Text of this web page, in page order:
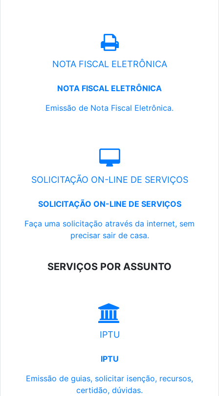
NOTA FISCAL ELETRÔNICA
NOTA FISCAL ELETRÔNICA
Emissão de Nota Fiscal Eletrônica.
SOLICITAÇÃO ON-LINE DE SERVIÇOS
SOLICITAÇÃO ON-LINE DE SERVIÇOS
Faça uma solicitação através da internet, sem
precisar sair de casa.
SERVIÇOS POR ASSUNTO
IPTU
IPTU
Emissão de guias, solicitar isenção, recursos,
certidão, dúvidas.